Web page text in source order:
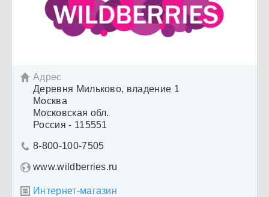
 Адрес
Деревня Мильково, владение 1
Москва
Московская обл.
Россия - 115551
 8-800-100-7505
www.wildberries.ru
 Интернет-магазин